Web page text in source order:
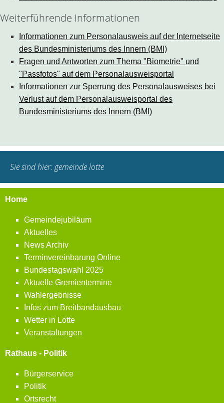
Weiterführende Informationen
Informationen zum Personalausweis auf der Internetseite
des Bundesministeriums des Innern (BMI)
Fragen und Antworten zum Thema "Biometrie" und
"Passfotos" auf dem Personalausweisportal
Informationen zur Sperrung des Personalausweises bei
Verlust auf dem Personalausweisportal des
Bundesministeriums des Innern (BMI)
Sie sind hier:gemeinde lotte
Home
Gemeindejubiläum
Aktuelles
News Archiv
Terminvereinbarung Online
Bundestagswahl 2025
Aktuelle Gremientermine
Wahlergebnisse
Infos zum Breitbandausbau
Wetter in Lotte
Veranstaltungen
Rathaus - Politik
Bürgerservice
Politik
Ortsrecht